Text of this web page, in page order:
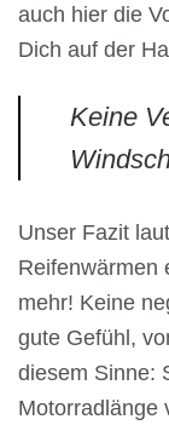
auch hier die
Dich auf der
Keine
Unser Fazit
Reifenwärmen
mehr! Keine
gute Gefühl,
diesem Sinne:
Motorradlänge